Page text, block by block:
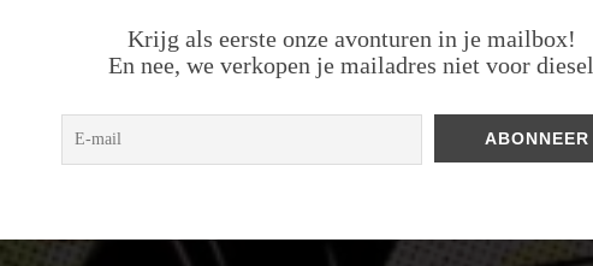
Krijg als eerste onze avonturen in je mailbox!
En nee, we verkopen je mailadres niet voor diesel